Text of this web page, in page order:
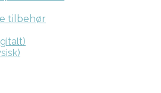
tilbehør